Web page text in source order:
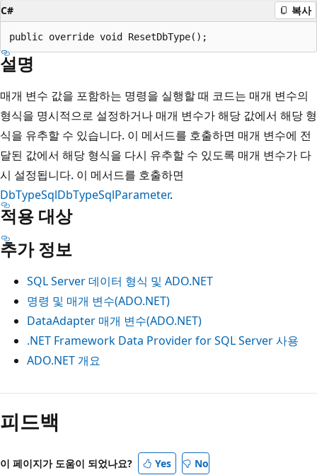
C# 복사
public override void ResetDbType();
설명
매개 변수 값을 포함하는 명령을 실행할 때 코드는 매개 변수의
형식을 명시적으로 설정하거나 매개 변수가 해당 값에서 해당 형
식을 유추할 수 있습니다. 이 메서드를 호출하면 매개 변수에 전
달된 값에서 해당 형식을 다시 유추할 수 있도록 매개 변수가 다
시 설정됩니다. 이 메서드를 호출하면
DbTypeSqlDbTypeSqlParameter.
적용 대상
추가 정보
SQL Server 데이터 형식 및 ADO.NET
명령 및 매개 변수(ADO.NET)
DataAdapter 매개 변수(ADO.NET)
.NET Framework Data Provider for SQL Server 사용
ADO.NET 개요
읽
모
사
피드백
이 페이지가 도움이 되었나요? Yes No